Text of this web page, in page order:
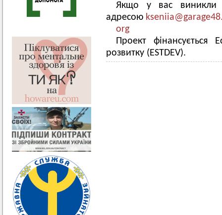
Якщо у вас виникли
адресою
org
Проект фінансується
розвитку (ESTDEV).